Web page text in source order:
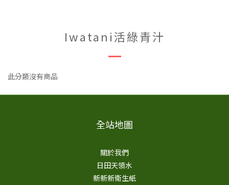
Iwatani活綠青汁
此分類沒有商品
全站地圖
關於我們
日田天領水
新新新衛生紙